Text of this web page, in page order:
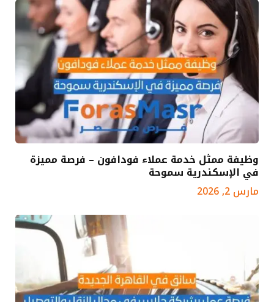
وظيفة ممثل خدمة عملاء فودافون – فرصة مميزة
في الإسكندرية سموحة
مارس 2, 2026